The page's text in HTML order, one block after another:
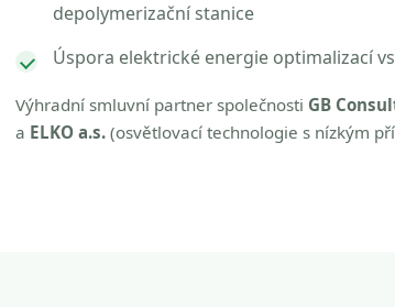
depolymerizační stanice
Úspora elektrické energie optimalizací
Výhradní smluvní partner společnosti GB
a ELKO a.s. (osvětlovací technologie s nízkým